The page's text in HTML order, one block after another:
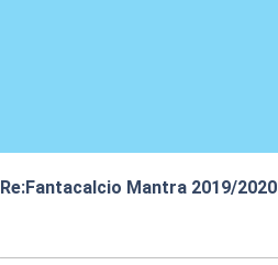
Re:Fantacalcio Mantra 2019/2020